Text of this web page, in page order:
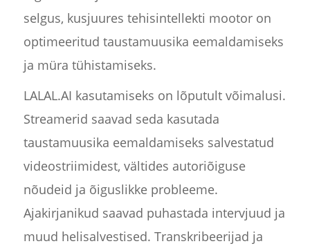
selgus, kusjuures tehisintellekti mootor on
optimeeritud taustamuusika eemaldamiseks
ja müra tühistamiseks.
LALAL.AI kasutamiseks on lõputult võimalusi.
Streamerid saavad seda kasutada
taustamuusika eemaldamiseks salvestatud
videostriimidest, vältides autoriõiguse
nõudeid ja õiguslikke probleeme.
Ajakirjanikud saavad puhastada intervjuud ja
muud helisalvestised. Transkribeerijad ja